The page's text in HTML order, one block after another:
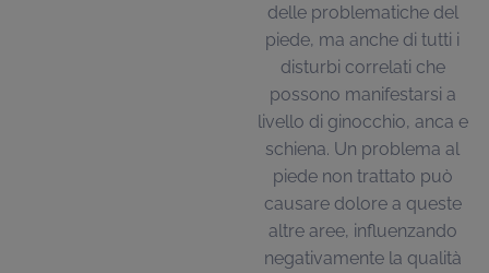
delle problematiche del
piede, ma anche di tutti i
disturbi correlati che
possono manifestarsi a
livello di ginocchio, anca e
schiena. Un problema al
piede non trattato può
causare dolore a queste
altre aree, influenzando
negativamente la qualità